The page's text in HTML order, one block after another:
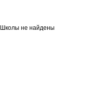
Школы не найдены